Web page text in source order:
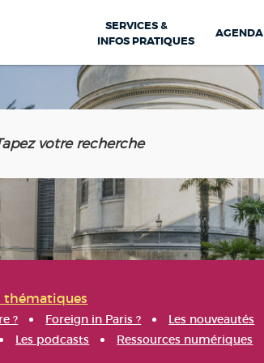
SERVICES &
INFOS PRATIQUES
AGENDA
thématiques
? Foreign in Paris ? Les nouveautés
Les podcasts Ressources numériques